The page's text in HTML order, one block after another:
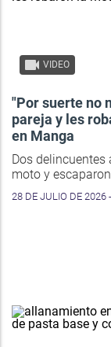
VIDEO
"Por suerte no
pareja y les
en Manga
Dos delincuentes
moto y
28 DE JULIO DE 2026